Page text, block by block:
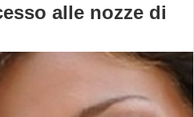
alle nozze di